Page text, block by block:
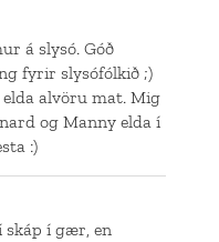
á slysó. Góð
fyrir slysófólkið ;)
alvöru mat. Mig
og Manny elda í
:)
skáp í gær, en